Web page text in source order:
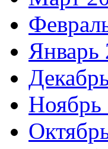
Январь
Ноябрь